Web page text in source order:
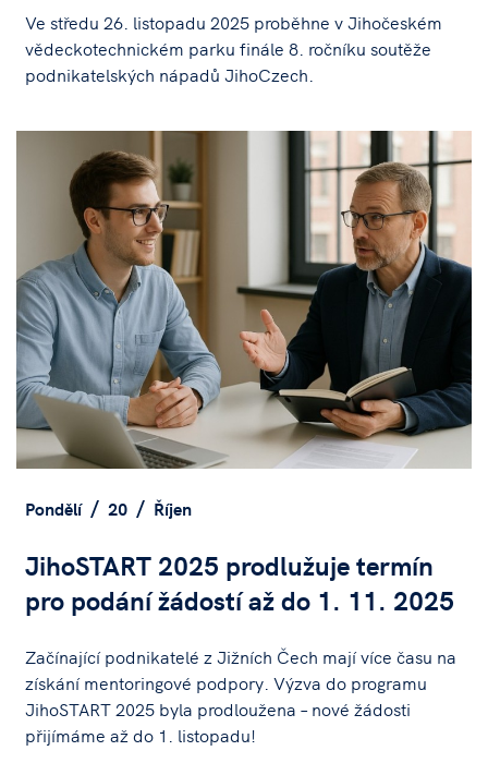
Ve středu 26. listopadu 2025 proběhne v Jihočeském
vědeckotechnickém parku finále 8. ročníku soutěže
podnikatelských nápadů JihoCzech.
Pondělí 20 Říjen
JihoSTART 2025 prodlužuje termín
pro podání žádostí až do 1. 11. 2025
Začínající podnikatelé z Jižních Čech mají více času na
získání mentoringové podpory. Výzva do programu
JihoSTART 2025 byla prodloužena – nové žádosti
přijímáme až do 1. listopadu!